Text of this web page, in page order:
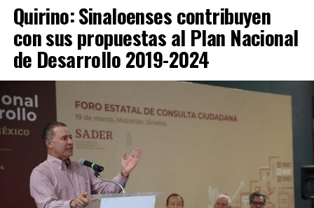
Quirino: Sinaloenses contribuyen
con sus propuestas al Plan Nacional
de Desarrollo 2019-2024